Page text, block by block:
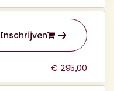
Inschrijven
€ 295,00